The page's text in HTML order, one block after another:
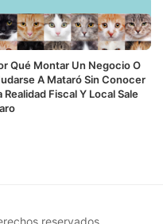
Qué Montar Un Negocio O
A Mataró Sin Conocer
Realidad Fiscal Y Local Sale
reservados.